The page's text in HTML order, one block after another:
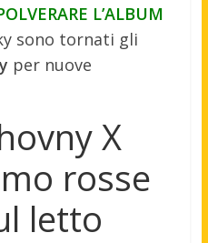
L’ALBUM
sono tornati gli
per nuove
X
rosse
letto